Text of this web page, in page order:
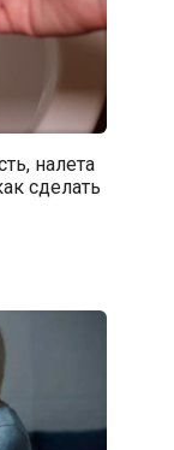
налета
сделать